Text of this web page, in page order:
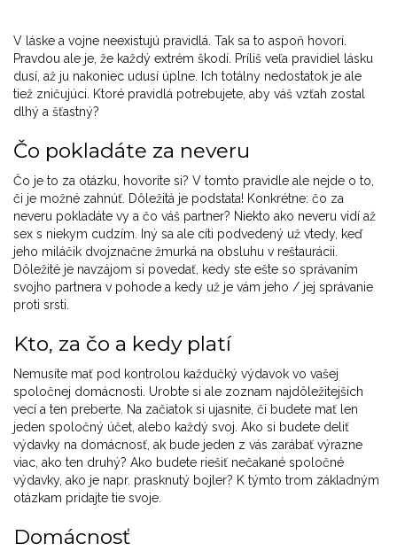
V láske a vojne neexistujú pravidlá. Tak sa to aspoň hovorí.
Pravdou ale je, že každý extrém škodí. Príliš veľa pravidiel lásku
dusí, až ju nakoniec udusí úplne. Ich totálny nedostatok je ale
tiež zničujúci. Ktoré pravidlá potrebujete, aby váš vzťah zostal
dlhý a šťastný?
Čo pokladáte za neveru
Čo je to za otázku, hovoríte si? V tomto pravidle ale nejde o to,
či je možné zahnúť. Dôležitá je podstata! Konkrétne: čo za
neveru pokladáte vy a čo váš partner? Niekto ako neveru vidí až
sex s niekym cudzím. Iný sa ale cíti podvedený už vtedy, keď
jeho miláčik dvojznačne žmurká na obsluhu v reštaurácii.
Dôležité je navzájom si povedať, kedy ste ešte so správaním
svojho partnera v pohode a kedy už je vám jeho / jej správanie
proti srsti.
Kto, za čo a kedy platí
Nemusíte mať pod kontrolou každučký výdavok vo vašej
spoločnej domácnosti. Urobte si ale zoznam najdôležitejších
vecí a ten preberte. Na začiatok si ujasnite, či budete mať len
jeden spoločný účet, alebo každý svoj. Ako si budete deliť
výdavky na domácnosť, ak bude jeden z vás zarábať výrazne
viac, ako ten druhý? Ako budete riešiť nečakané spoločné
výdavky, ako je napr. prasknutý bojler? K týmto trom základným
otázkam pridajte tie svoje.
Domácnosť